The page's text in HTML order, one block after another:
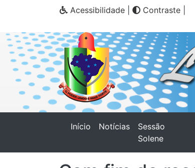
Acessibilidade Contraste
Início (current)
Notícias
Sessão
Solene